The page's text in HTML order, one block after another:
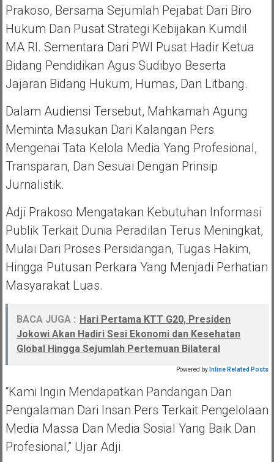
Prakoso, Bersama Sejumlah Pejabat Dari Biro
Hukum Dan Pusat Strategi Kebijakan Kumdil
MA RI. Sementara Dari PWI Pusat Hadir Ketua
Bidang Pendidikan Agus Sudibyo Beserta
Jajaran Bidang Hukum, Humas, Dan Litbang.
Dalam Audiensi Tersebut, Mahkamah Agung
Meminta Masukan Dari Kalangan Pers
Mengenai Tata Kelola Media Yang Profesional,
Transparan, Dan Sesuai Dengan Prinsip
Jurnalistik.
Adji Prakoso Mengatakan Kebutuhan Informasi
Publik Terkait Dunia Peradilan Terus Meningkat,
Mulai Dari Proses Persidangan, Tugas Hakim,
Hingga Putusan Perkara Yang Menjadi Perhatian
Masyarakat Luas.
BACA JUGA : Hari Pertama KTT G20, Presiden
Jokowi Akan Hadiri Sesi Ekonomi dan Kesehatan
Global Hingga Sejumlah Pertemuan Bilateral
Powered by Inline Related Posts
“Kami Ingin Mendapatkan Pandangan Dan
Pengalaman Dari Insan Pers Terkait Pengelolaan
Media Massa Dan Media Sosial Yang Baik Dan
Profesional,” Ujar Adji.